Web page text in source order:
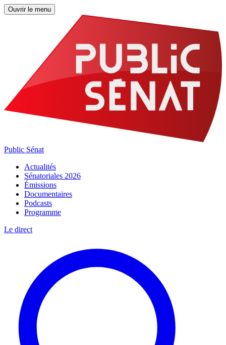
Ouvrir le menu
Public Sénat
Actualités
Sénatoriales 2026
Émissions
Documentaires
Podcasts
Programme
Le direct